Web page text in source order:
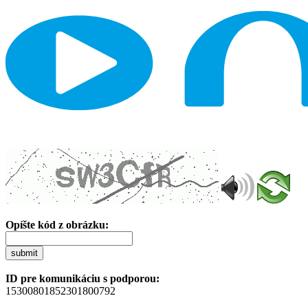
Opíšte kód z obrázku:
submit
ID pre komunikáciu s podporou:
15300801852301800792